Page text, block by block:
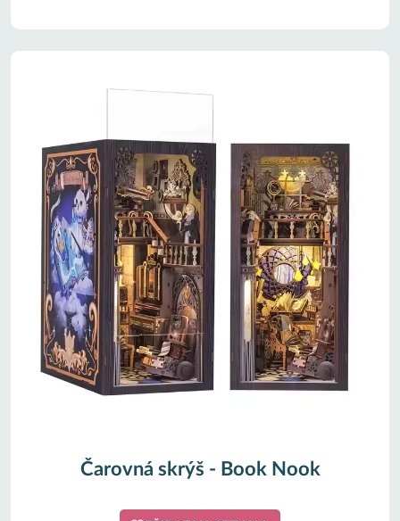
Čarovná skrýš - Book Nook